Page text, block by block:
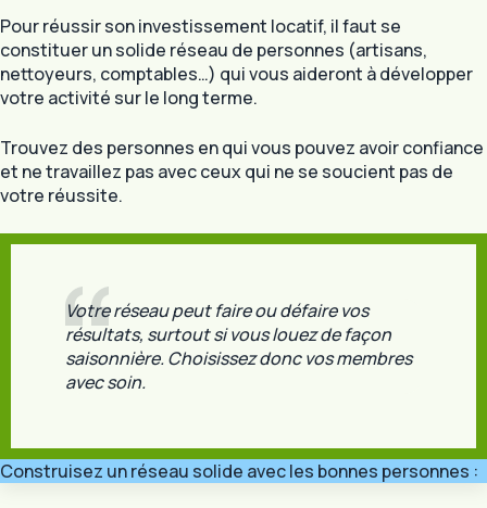
Pour réussir son investissement locatif, il faut se
constituer un solide réseau de personnes (artisans,
nettoyeurs, comptables…) qui vous aideront à développer
votre activité sur le long terme.
Trouvez des personnes en qui vous pouvez avoir confiance
et ne travaillez pas avec ceux qui ne se soucient pas de
votre réussite.
Votre réseau peut faire ou défaire vos
résultats, surtout si vous louez de façon
saisonnière. Choisissez donc vos membres
avec soin.
Construisez un réseau solide avec les bonnes personnes :